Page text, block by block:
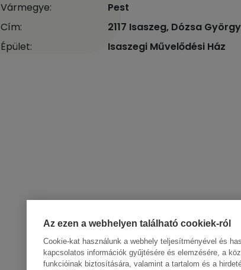
Vármegye:
Pest
Cím:
2117 Isaszeg, Dózsa
Épület:
Isaszegi Művelődési Ház
Az ezen a webhelyen található cookiek-ról
Cookie-kat használunk a webhely teljesítményével és
kapcsolatos információk gyűjtésére és elemzésére, a
funkcióinak biztosítására, valamint a tartalom és a